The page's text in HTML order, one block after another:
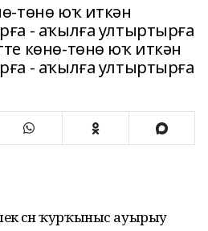
төнө юҡ иткән
- аҡылға ултыртырға
көнө-төнө юҡ иткән
- аҡылға ултыртырға
өсөн ҡурҡыныс ауырыу